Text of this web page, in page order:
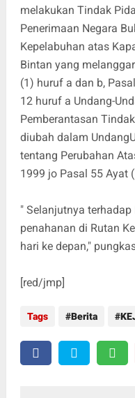
melakukan Tindak
Penerimaan Negara
Kepelabuhan atas
Bintan yang
(1) huruf a dan b,
12 huruf a Undang-
Pemberantasan
diubah dalam
tentang Perubahan
1999 jo Pasal 55 Ayat
" Selanjutnya
penahanan di Rutan
hari ke depan,"
[red/jmp]
Tags Berita